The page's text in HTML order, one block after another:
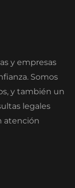
y empresas
Somos
y también un
legales
atención